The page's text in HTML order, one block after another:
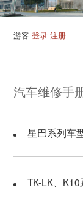
游客 登录 注册
汽车维修手
星巴系列车
TK-LK、